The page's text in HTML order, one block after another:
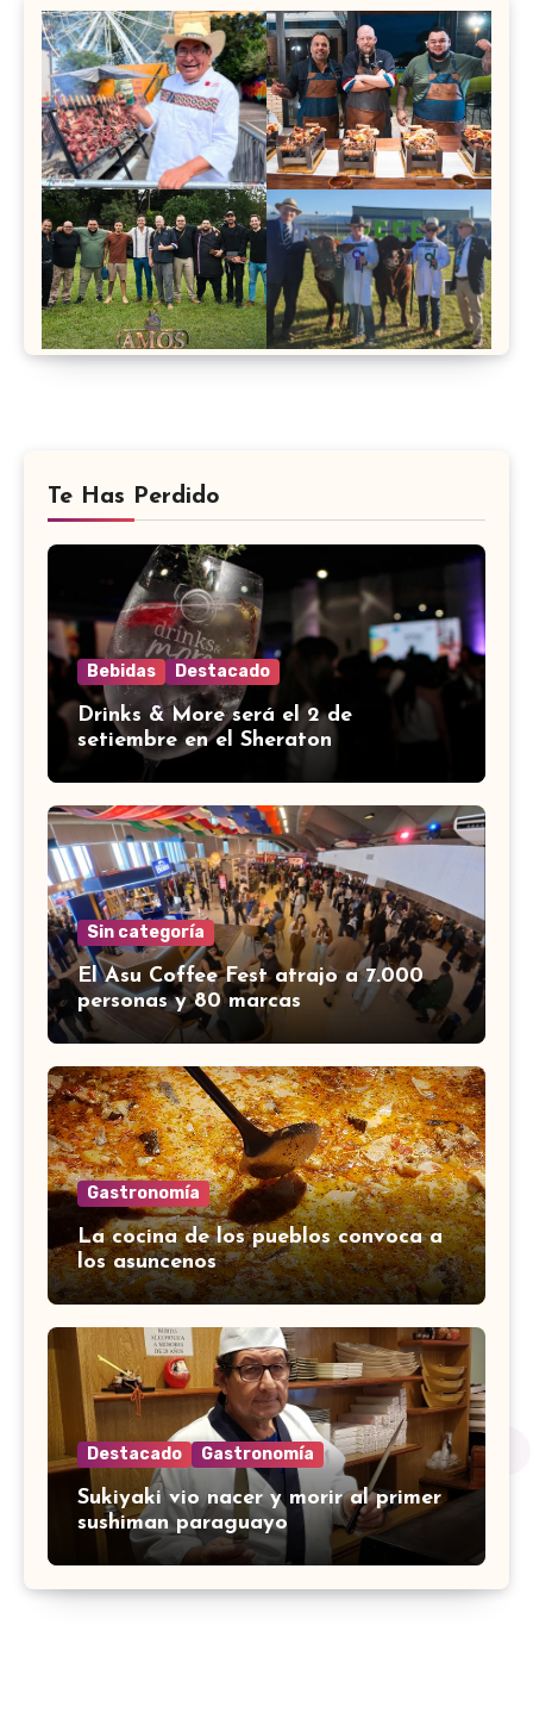
Te Has Perdido
Bebidas Destacado
Drinks & More será el 2 de
setiembre en el Sheraton
Sin categoría
El Asu Coffee Fest atrajo a 7.000
personas y 80 marcas
Gastronomía
La cocina de los pueblos convoca a
los asuncenos
Destacado Gastronomía
Sukiyaki vio nacer y morir al primer
sushiman paraguayo